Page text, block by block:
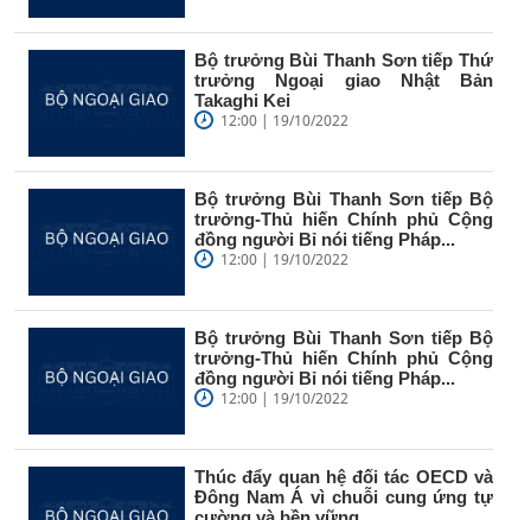
Bộ trưởng Bùi Thanh Sơn tiếp Thứ
trưởng Ngoại giao Nhật Bản
Takaghi Kei
12:00 | 19/10/2022
Bộ trưởng Bùi Thanh Sơn tiếp Bộ
trưởng-Thủ hiến Chính phủ Cộng
đồng người Bỉ nói tiếng Pháp...
12:00 | 19/10/2022
Bộ trưởng Bùi Thanh Sơn tiếp Bộ
trưởng-Thủ hiến Chính phủ Cộng
đồng người Bỉ nói tiếng Pháp...
12:00 | 19/10/2022
Thúc đẩy quan hệ đối tác OECD và
Đông Nam Á vì chuỗi cung ứng tự